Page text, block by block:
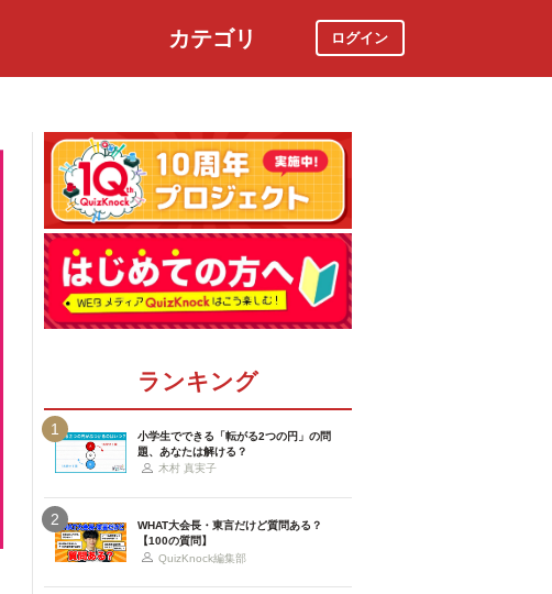
カテゴリ ログイン
ランキング
1
小学生でできる「転がる2つの円」の問
題、あなたは解ける？
木村 真実子
2
WHAT大会長・東言だけど質問ある？
【100の質問】
QuizKnock編集部